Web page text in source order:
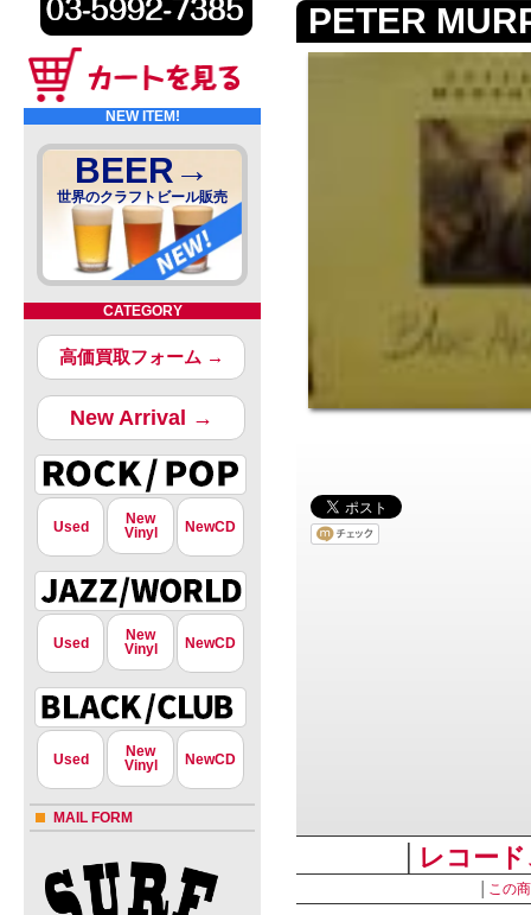
NEW ITEM!
BEER→
世界のクラフトビール販売
CATEGORY
高価買取フォーム →
New Arrival →
Used
New
Vinyl
NewCD
Used
New
Vinyl
NewCD
Used
New
Vinyl
NewCD
MAIL FORM
PETER
レコー
この